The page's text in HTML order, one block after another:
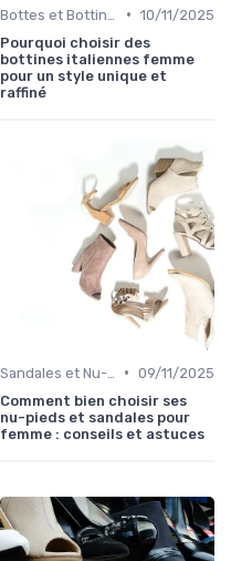
• 10/11/2025
Pourquoi choisir des
bottines italiennes femme
pour un style unique et
raffiné
• 09/11/2025
Comment bien choisir ses
nu-pieds et sandales pour
femme : conseils et astuces